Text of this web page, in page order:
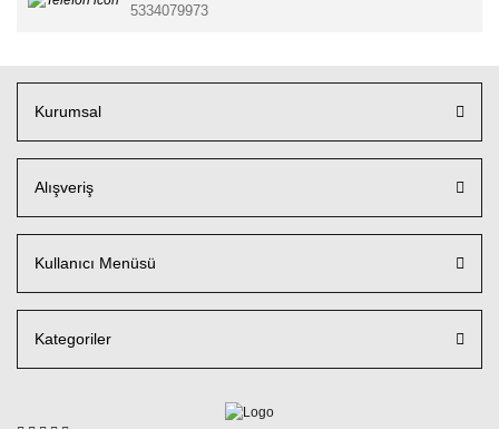
5334079973
Kurumsal
Alışveriş
Kullanıcı Menüsü
Kategoriler